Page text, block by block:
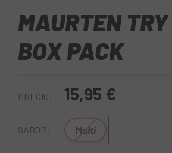
MAURTEN
BOX PACK
PRECIO: 15,95 €
SABOR: Multi